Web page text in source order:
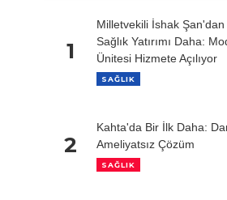
1
Milletvekili İshak
Sağlık Yatırımı Daha:
Ünitesi Hizmete Açılıyor
SAĞLIK
2
Kahta'da Bir İlk Daha:
Ameliyatsız Çözüm
SAĞLIK